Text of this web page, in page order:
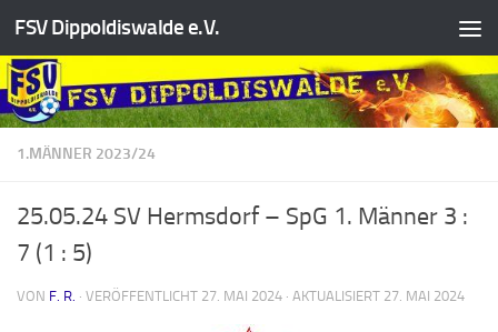
Zum Inhalt springen
FSV Dippoldiswalde e.V.
1.MÄNNER 2023/24
25.05.24 SV Hermsdorf – SpG 1. Männer 3 :
7 (1 : 5)
VON F. R. · VERÖFFENTLICHT 27. MAI 2024 · AKTUALISIERT 27. MAI 2024